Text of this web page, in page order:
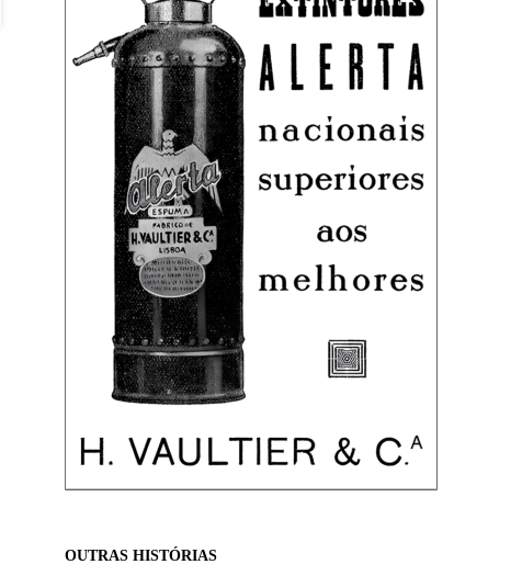
OUTRAS HISTÓRIAS